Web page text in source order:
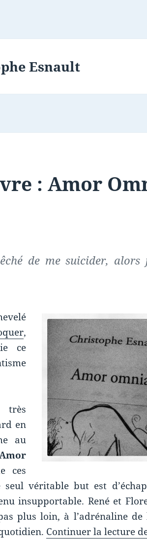
Esnault
: Amor
de me suicider,
,
ce
très
en
au
ces
véritable but est
insupportable. René et
plus loin, à l’adrénaline
Continuer la lecture